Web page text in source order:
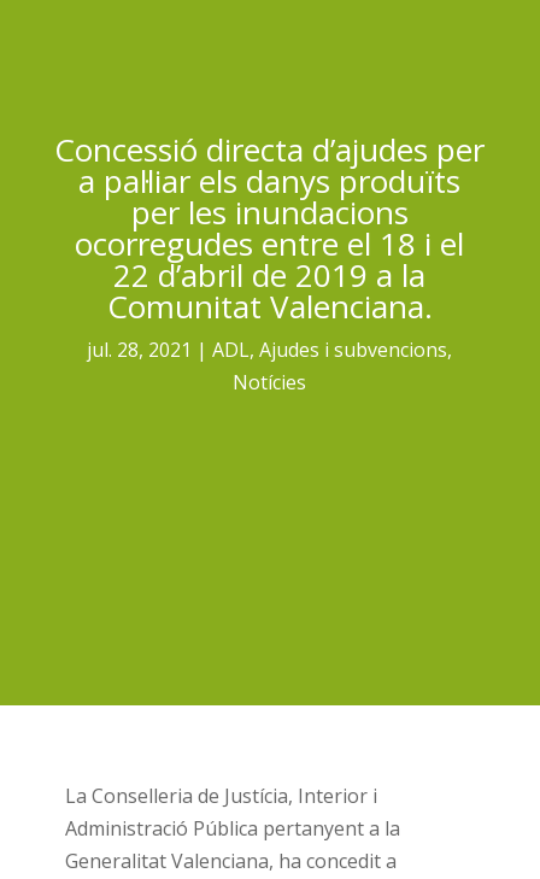
Concessió directa d’ajudes per
a pal·liar els danys produïts
per les inundacions
ocorregudes entre el 18 i el
22 d’abril de 2019 a la
Comunitat Valenciana.
jul. 28, 2021 ADL,Ajudes i subvencions,
Notícies
La Conselleria de Justícia, Interior i
Administració Pública pertanyent a la
Generalitat Valenciana, ha concedit a